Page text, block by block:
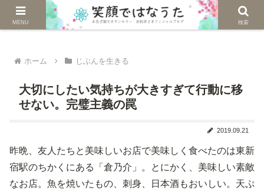
じぶんを生きる。自然に生きる。
ホーム じぶんを生きる
大切にしたい気持ちが大きすぎて行動に移
せない。完璧主義の罠
2019.09.21
昨晩、友人たちと美味しいお店で美味しく食べたのは東新
宿駅のちかくにある「倉乃介」。とにかく、美味しい素敵
なお店。魚を焼いたもの、刺身、日本酒もおいしい。天ぷ
MENU 検索